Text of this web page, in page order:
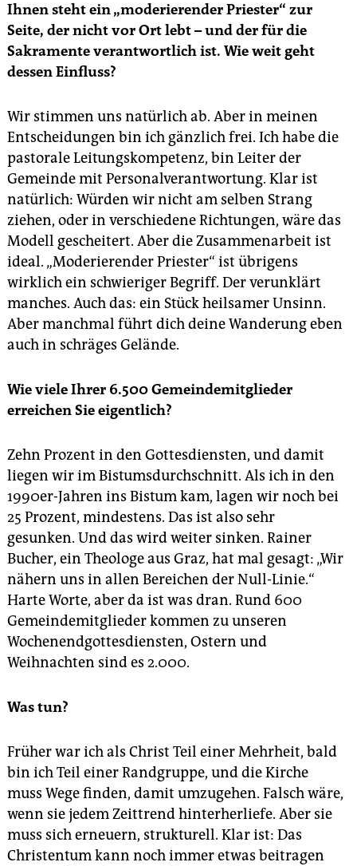
Ihnen steht ein „moderierender Priester“ zur
Seite, der nicht vor Ort lebt – und der für die
Sakramente verantwortlich ist. Wie weit geht
dessen Einfluss?
Wir stimmen uns natürlich ab. Aber in meinen
Entscheidungen bin ich gänzlich frei. Ich habe die
pastorale Leitungskompetenz, bin Leiter der
Gemeinde mit Personalverantwortung. Klar ist
natürlich: Würden wir nicht am selben Strang
ziehen, oder in verschiedene Richtungen, wäre das
Modell gescheitert. Aber die Zusammenarbeit ist
ideal. „Moderierender Priester“ ist übrigens
wirklich ein schwieriger Begriff. Der verunklärt
manches. Auch das: ein Stück heilsamer Unsinn.
Aber manchmal führt dich deine Wanderung eben
auch in schräges Gelände.
Wie viele Ihrer 6.500 Gemeindemitglieder
erreichen Sie eigentlich?
Zehn Prozent in den Gottesdiensten, und damit
liegen wir im Bistumsdurchschnitt. Als ich in den
1990er-Jahren ins Bistum kam, lagen wir noch bei
25 Prozent, mindestens. Das ist also sehr
gesunken. Und das wird weiter sinken. Rainer
Bucher, ein Theologe aus Graz, hat mal gesagt: „Wir
nähern uns in allen Bereichen der Null-Linie.“
Harte Worte, aber da ist was dran. Rund 600
Gemeindemitglieder kommen zu unseren
Wochenendgottesdiensten, Ostern und
Weihnachten sind es 2.000.
Was tun?
Früher war ich als Christ Teil einer Mehrheit, bald
bin ich Teil einer Randgruppe, und die Kirche
muss Wege finden, damit umzugehen. Falsch wäre,
wenn sie jedem Zeittrend hinterherliefe. Aber sie
muss sich erneuern, strukturell. Klar ist: Das
Christentum kann noch immer etwas beitragen